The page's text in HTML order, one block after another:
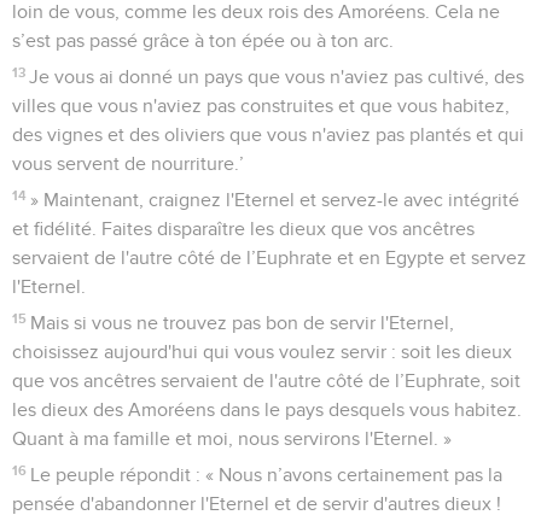
loin de vous, comme les deux rois des Amoréens. Cela ne
s’est pas passé grâce à ton épée ou à ton arc.
13 Je vous ai donné un pays que vous n'aviez pas cultivé, des
villes que vous n'aviez pas construites et que vous habitez,
des vignes et des oliviers que vous n'aviez pas plantés et qui
vous servent de nourriture.’
14 » Maintenant, craignez l'Eternel et servez-le avec intégrité
et fidélité. Faites disparaître les dieux que vos ancêtres
servaient de l'autre côté de l’Euphrate et en Egypte et servez
l'Eternel.
15 Mais si vous ne trouvez pas bon de servir l'Eternel,
choisissez aujourd'hui qui vous voulez servir : soit les dieux
que vos ancêtres servaient de l'autre côté de l’Euphrate, soit
les dieux des Amoréens dans le pays desquels vous habitez.
Quant à ma famille et moi, nous servirons l'Eternel. »
16 Le peuple répondit : « Nous n’avons certainement pas la
pensée d'abandonner l'Eternel et de servir d'autres dieux !